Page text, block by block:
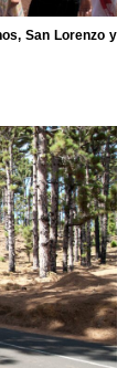
San Lorenzo y